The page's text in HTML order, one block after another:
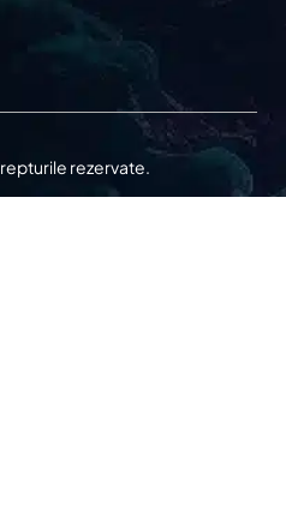
rezervate.